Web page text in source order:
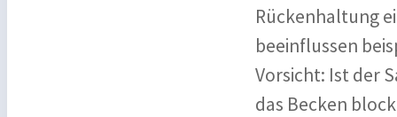
Rückenhaltung
beeinflussen
Vorsicht: Ist der
das Becken